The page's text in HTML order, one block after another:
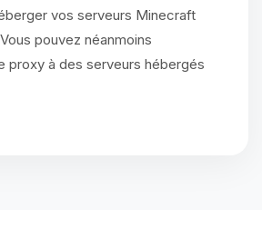
vos serveurs Minecraft
pouvez néanmoins
proxy à des serveurs hébergés